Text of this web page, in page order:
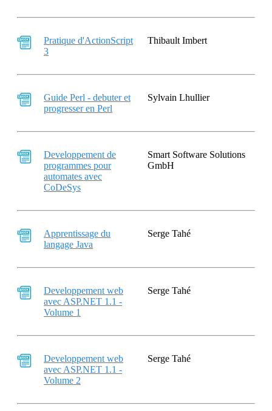
Pratique d'ActionScript
3
Thibault Imbert
Guide Perl - debuter et
progresser en Perl
Sylvain Lhullier
Developpement de
programmes pour
automates avec
CoDeSys
Smart Software Solutions
GmbH
Apprentissage du
langage Java
Serge Tahé
Developpement web
avec ASP.NET 1.1 -
Volume 1
Serge Tahé
Developpement web
avec ASP.NET 1.1 -
Volume 2
Serge Tahé